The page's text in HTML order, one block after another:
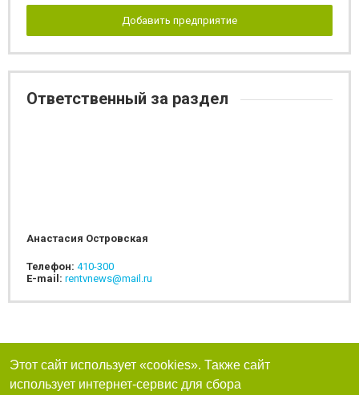
Добавить предприятие
Ответственный за раздел
Анастасия Островская
Телефон: 410-300
E-mail: rentvnews@mail.ru
Этот сайт использует «cookies». Также сайт
использует интернет-сервис для сбора